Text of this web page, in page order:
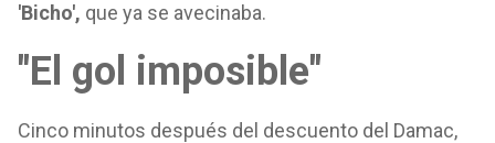
'Bicho', que ya se avecinaba.
"El gol imposible"
Cinco minutos después del descuento del Damac,